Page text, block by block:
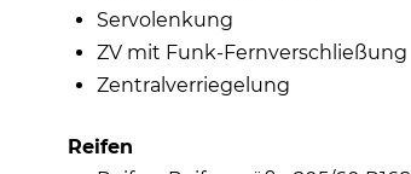
Servolenkung
ZV mit Funk-Fernverschließung
Zentralverriegelung
Reifen